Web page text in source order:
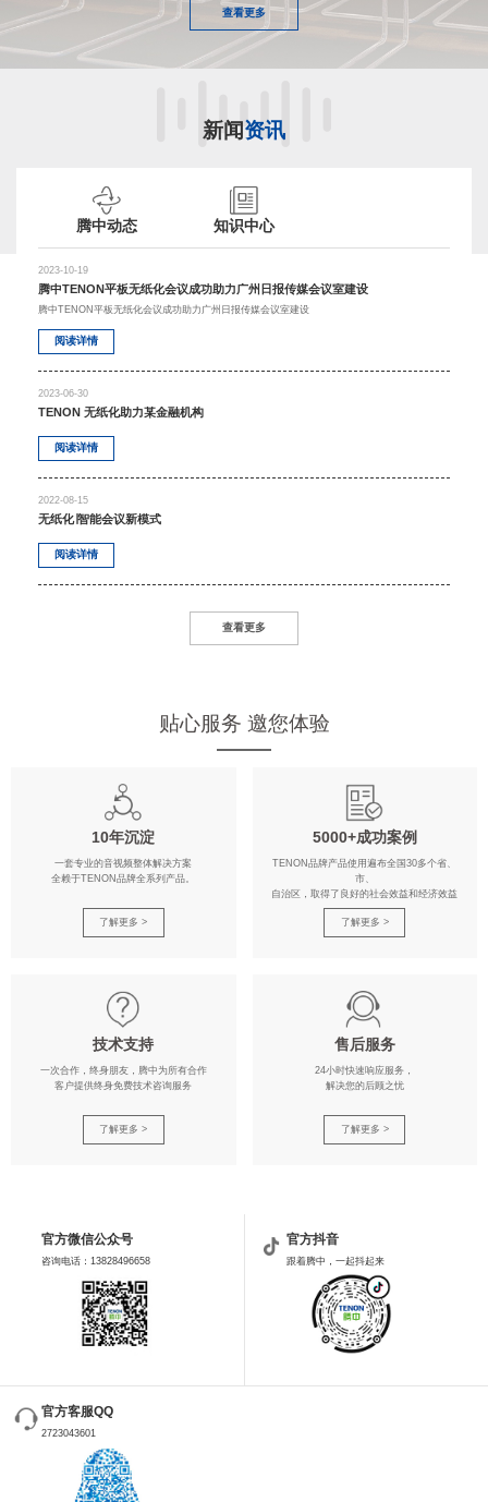
查看更多
新闻 资讯
腾中动态 知识中心
2023-10-19
腾中TENON平板无纸化会议成功助力广州日报传媒会议室建设
腾中TENON平板无纸化会议成功助力广州日报传媒会议室建设
阅读详情
2023-06-30
TENON 无纸化助力某金融机构
阅读详情
2022-08-15
无纸化∣智能会议新模式
阅读详情
查看更多
贴心服务 邀您体验
10年沉淀
一套专业的音视频整体解决方案
全赖于TENON品牌全系列产品。
了解更多 >
5000+成功案例
TENON品牌产品使用遍布全国30多个省、
市、
自治区，取得了良好的社会效益和经济效益
了解更多 >
技术支持
一次合作，终身朋友，腾中为所有合作
客户提供终身免费技术咨询服务
了解更多 >
售后服务
24小时快速响应服务，
解决您的后顾之忧
了解更多 >
官方微信公众号
咨询电话：13828496658
官方抖音
跟着腾中，一起抖起来
官方客服QQ
2723043601